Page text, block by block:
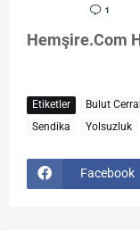
Hemşire.Com
Etiketler Bulut
Sendika
Yolsuzluk
Facebook